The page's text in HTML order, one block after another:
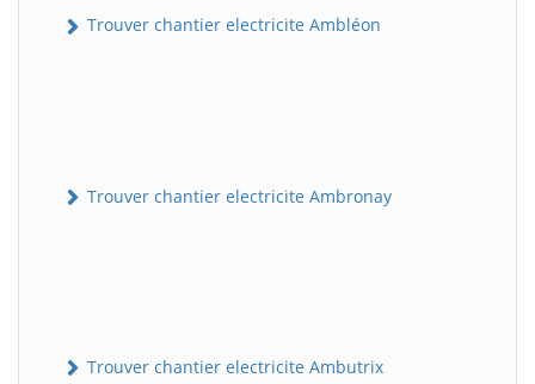
Trouver chantier electricite Ambléon
Trouver chantier electricite Ambronay
Trouver chantier electricite Ambutrix